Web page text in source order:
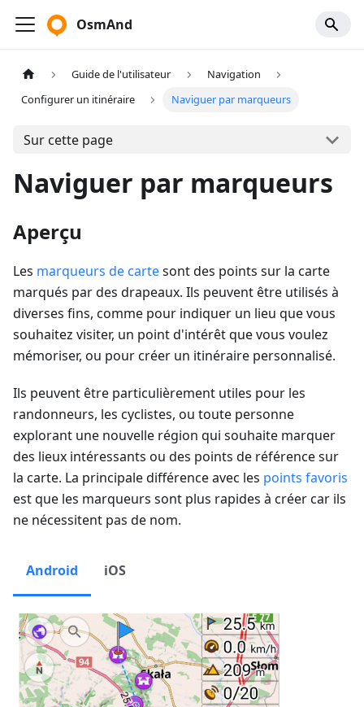
OsmAnd
Guide de l'utilisateur
Navigation
Configurer un itinéraire
Naviguer par marqueurs
Sur cette page
Naviguer par marqueurs
Aperçu
Les marqueurs de cartesont des points sur la carte
marqués par des drapeaux. Ils peuvent être utilisés à
diverses fins, comme pour indiquer un lieu que vous
souhaitez visiter, un point d'intérêt que vous voulez
mémoriser, ou pour créer un itinéraire personnalisé.
Ils peuvent être particulièrement utiles pour les
randonneurs, les cyclistes, ou toute personne
explorant une nouvelle région qui souhaite marquer
des lieux intéressants ou des points de référence sur
la carte. La principale différence avec les points favoris
est que les marqueurs sont plus rapides à créer car ils
ne nécessitent pas de nom.
Android iOS